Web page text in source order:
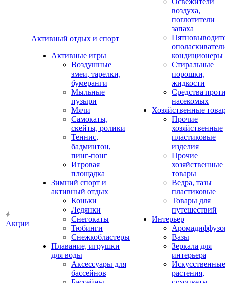
Акции
Активный отдых и спорт
Активные игры
Воздушные
змеи, тарелки,
бумеранги
Мыльные
пузыри
Мячи
Самокаты,
скейты, ролики
Теннис,
бадминтон,
пинг-понг
Игровая
площадка
Зимний спорт и
активный отдых
Коньки
Ледянки
Снегокаты
Тюбинги
Снежкобластеры
Плавание, игрушки
для воды
Аксессуары для
бассейнов
воздуха,
поглотители
запаха
кондиционеры
Стиральные
порошки,
жидкости
Средства
насекомых
Хозяйственные
Прочие
хозяйственные
пластиковые
изделия
Прочие
хозяйственные
товары
Ведра, тазы
пластиковые
Товары для
путешествий
Интерьер
Вазы
Зеркала для
интерьера
Искусственные
растения,